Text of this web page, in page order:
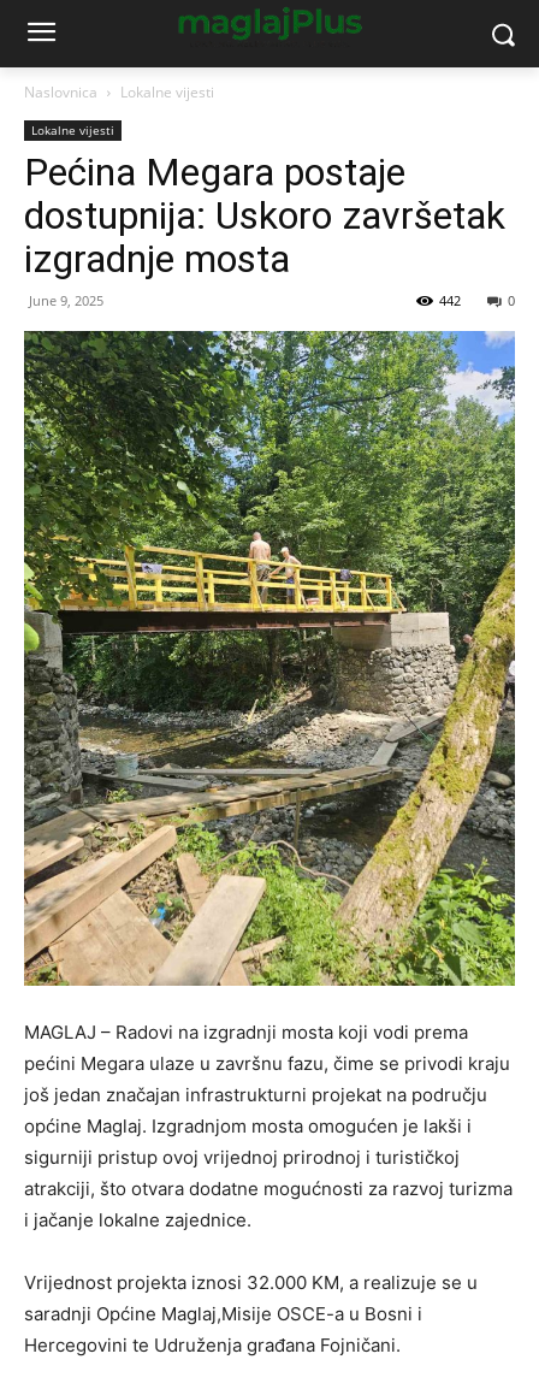
Naslovnica Lokalne vijesti
Lokalne vijesti
Pećina Megara postaje
dostupnija: Uskoro završetak
izgradnje mosta
June 9, 2025 0
442
MAGLAJ – Radovi na izgradnji mosta koji vodi prema
pećini Megara ulaze u završnu fazu, čime se privodi kraju
još jedan značajan infrastrukturni projekat na području
općine Maglaj. Izgradnjom mosta omogućen je lakši i
sigurniji pristup ovoj vrijednoj prirodnoj i turističkoj
atrakciji, što otvara dodatne mogućnosti za razvoj turizma
i jačanje lokalne zajednice.
Vrijednost projekta iznosi 32.000 KM, a realizuje se u
saradnji Općine Maglaj,Misije OSCE-a u Bosni i
Hercegovini te Udruženja građana Fojničani.